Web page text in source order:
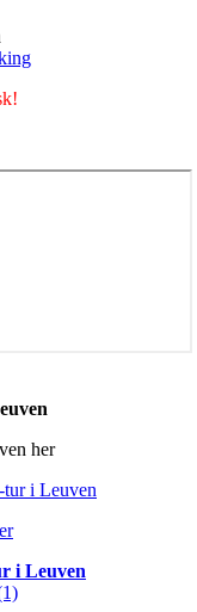
her
i Leuven